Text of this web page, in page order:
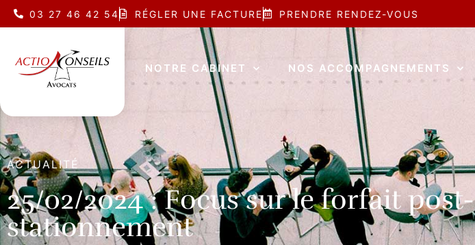
03 27 46 42 54 RÉGLER UNE FACTURE PRENDRE RENDEZ-VOUS
NOTRE CABINET NOS ACCOMPAGNEMENTS
ACTUALITÉ
25/02/2024 : Focus sur le forfait post-
stationnement